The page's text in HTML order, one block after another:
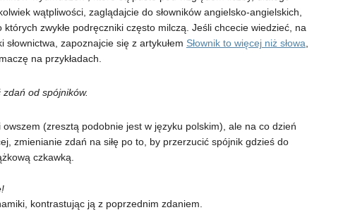
wątpliwości, zaglądajcie do słowników angielsko-angielskich,
zwykłe podręczniki często milczą. Jeśli chcecie wiedzieć, na
zapoznajcie się z artykułem Słownik to więcej niż słowa
na przykładach.
od spójników.
(zresztą podobnie jest w języku polskim), ale na co dzień
zmienianie zdań na siłę po to, by przerzucić spójnik gdzieś do
czkawką.
kontrastując ją z poprzednim zdaniem.